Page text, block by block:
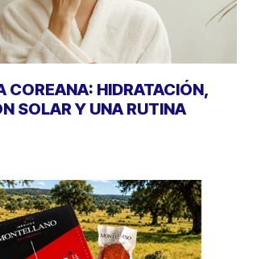
COREANA: HIDRATACIÓN,
SOLAR Y UNA RUTINA